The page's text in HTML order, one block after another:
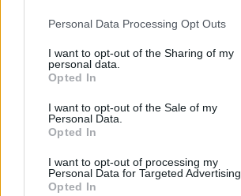
Personal Data Processing Opt Outs
I want to opt-out of the Sharing of my
personal data.
Opted In
I want to opt-out of the Sale of my
Personal Data.
Opted In
I want to opt-out of processing my
Personal Data for Targeted Advertising.
Opted In